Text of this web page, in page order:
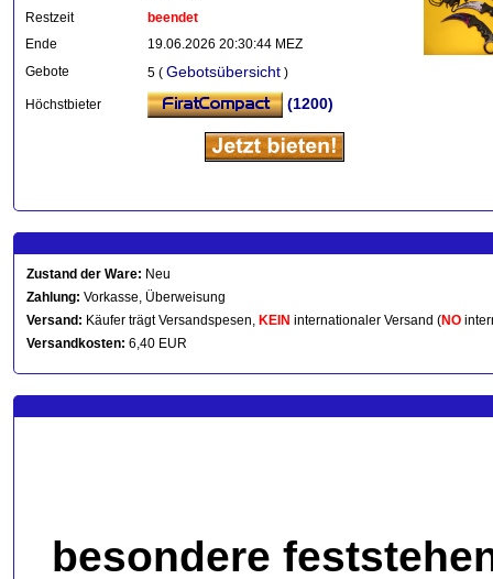
Restzeit
beendet
Ende
19.06.2026 20:30:44 MEZ
Gebote
5 ( Gebotsübersicht )
Höchstbieter (1200)
Zustand der Ware: Neu
Zahlung: Vorkasse, Überweisung
Versand: Käufer trägt Versandspesen, KEIN internationaler Versand (NO
Versandkosten: 6,40 EUR
besondere